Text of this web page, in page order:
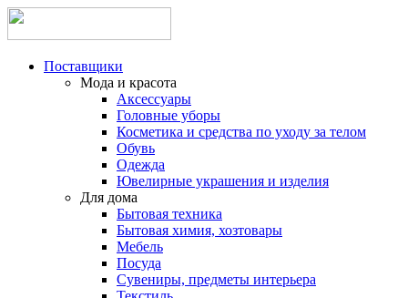
Поставщики
Мода и красота
Аксессуары
Головные уборы
Косметика и средства по уходу за телом
Обувь
Одежда
Ювелирные украшения и изделия
Для дома
Бытовая техника
Бытовая химия, хозтовары
Мебель
Посуда
Сувениры, предметы интерьера